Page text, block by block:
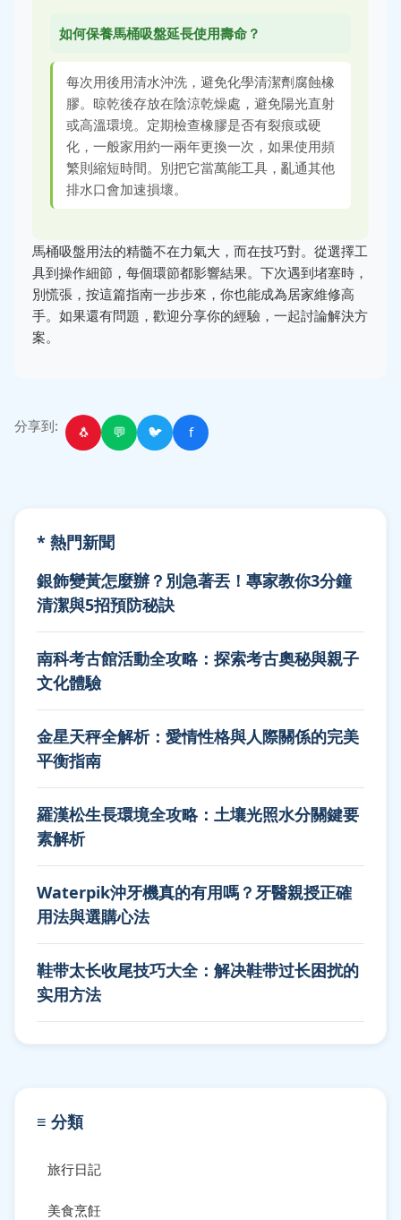
如何保養馬桶吸盤延長使用壽命？
每次用後用清水沖洗，避免化學清潔劑腐蝕橡
膠。晾乾後存放在陰涼乾燥處，避免陽光直射
或高溫環境。定期檢查橡膠是否有裂痕或硬
化，一般家用約一兩年更換一次，如果使用頻
繁則縮短時間。別把它當萬能工具，亂通其他
排水口會加速損壞。
馬桶吸盤用法的精髓不在力氣大，而在技巧對。從選擇工
具到操作細節，每個環節都影響結果。下次遇到堵塞時，
別慌張，按這篇指南一步步來，你也能成為居家維修高
手。如果還有問題，歡迎分享你的經驗，一起討論解決方
案。
分享到: 🐧 💬 🐦 f
* 熱門新聞
銀飾變黃怎麼辦？別急著丟！專家教你3分鐘
清潔與5招預防秘訣
南科考古館活動全攻略：探索考古奧秘與親子
文化體驗
金星天秤全解析：愛情性格與人際關係的完美
平衡指南
羅漢松生長環境全攻略：土壤光照水分關鍵要
素解析
Waterpik沖牙機真的有用嗎？牙醫親授正確
用法與選購心法
鞋带太长收尾技巧大全：解决鞋带过长困扰的
实用方法
≡ 分類
旅行日記
美食烹飪